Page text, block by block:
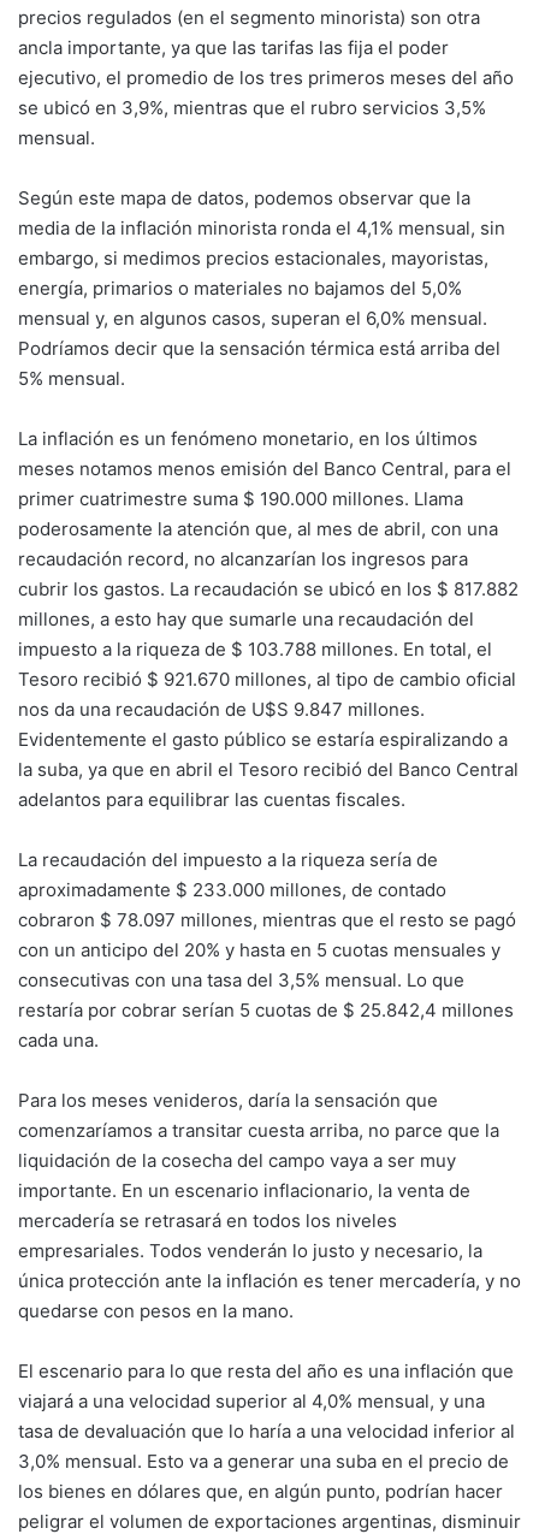
precios regulados (en el segmento minorista) son otra
ancla importante, ya que las tarifas las fija el poder
ejecutivo, el promedio de los tres primeros meses del año
se ubicó en 3,9%, mientras que el rubro servicios 3,5%
mensual.
Según este mapa de datos, podemos observar que la
media de la inflación minorista ronda el 4,1% mensual, sin
embargo, si medimos precios estacionales, mayoristas,
energía, primarios o materiales no bajamos del 5,0%
mensual y, en algunos casos, superan el 6,0% mensual.
Podríamos decir que la sensación térmica está arriba del
5% mensual.
La inflación es un fenómeno monetario, en los últimos
meses notamos menos emisión del Banco Central, para el
primer cuatrimestre suma $ 190.000 millones. Llama
poderosamente la atención que, al mes de abril, con una
recaudación record, no alcanzarían los ingresos para
cubrir los gastos. La recaudación se ubicó en los $ 817.882
millones, a esto hay que sumarle una recaudación del
impuesto a la riqueza de $ 103.788 millones. En total, el
Tesoro recibió $ 921.670 millones, al tipo de cambio oficial
nos da una recaudación de U$S 9.847 millones.
Evidentemente el gasto público se estaría espiralizando a
la suba, ya que en abril el Tesoro recibió del Banco Central
adelantos para equilibrar las cuentas fiscales.
La recaudación del impuesto a la riqueza sería de
aproximadamente $ 233.000 millones, de contado
cobraron $ 78.097 millones, mientras que el resto se pagó
con un anticipo del 20% y hasta en 5 cuotas mensuales y
consecutivas con una tasa del 3,5% mensual. Lo que
restaría por cobrar serían 5 cuotas de $ 25.842,4 millones
cada una.
Para los meses venideros, daría la sensación que
comenzaríamos a transitar cuesta arriba, no parce que la
liquidación de la cosecha del campo vaya a ser muy
importante. En un escenario inflacionario, la venta de
mercadería se retrasará en todos los niveles
empresariales. Todos venderán lo justo y necesario, la
única protección ante la inflación es tener mercadería, y no
quedarse con pesos en la mano.
El escenario para lo que resta del año es una inflación que
viajará a una velocidad superior al 4,0% mensual, y una
tasa de devaluación que lo haría a una velocidad inferior al
3,0% mensual. Esto va a generar una suba en el precio de
los bienes en dólares que, en algún punto, podrían hacer
peligrar el volumen de exportaciones argentinas, disminuir